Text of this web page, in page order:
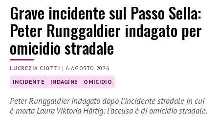
Grave incidente sul Passo Sella:
Peter Runggaldier indagato per
omicidio stradale
LUCREZIA CIOTTI | 6 AGOSTO 2026
INCIDENTE INDAGINE OMICIDIO
Peter Runggaldier indagato dopo l’incidente stradale in cui
è morta Laura Viktoria Härtig: l’accusa è di omicidio stradale.